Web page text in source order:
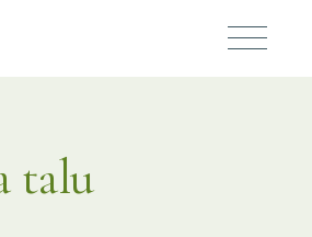
talu